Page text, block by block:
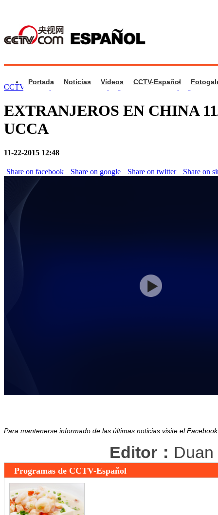
Portada Noticias Vídeos CCTV-Español
CCTV.com Español>Videos de programa>Videos de programa
EXTRANJEROS EN CHINA
UCCA
11-22-2015 12:48
Share on facebook Share on google Share on twitter Share on
Para mantenerse informado de las últimas noticias visite el
Editor：
Programas de CCTV-Español